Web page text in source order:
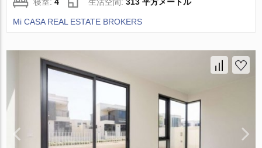
Mi CASA REAL ESTATE BROKERS